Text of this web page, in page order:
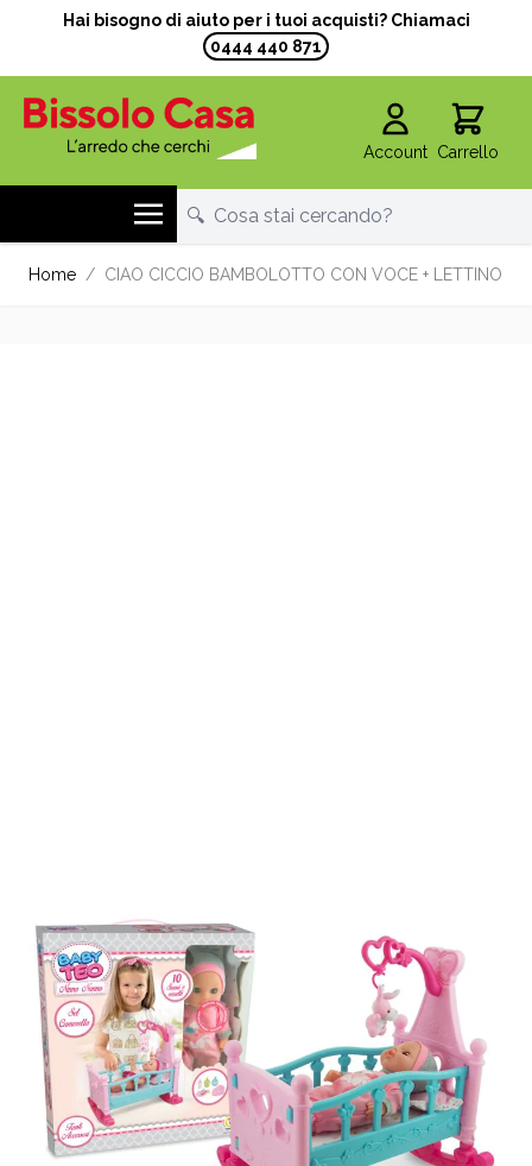
Hai bisogno di aiuto per i tuoi acquisti? Chiamaci
0444 440 871
Account Carrello
Home / CIAO CICCIO BAMBOLOTTO CON VOCE + LETTINO
CIAO CICCIO BAMBOLOTTO CON
VOCE + LETTINO
CODICE:66039